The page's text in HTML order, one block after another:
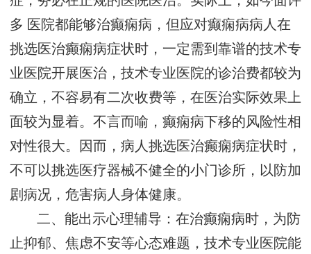
多 医院都能够治癫痫病，但应对癫痫病病人在
挑选医治癫痫病症状时，一定需到靠谱的技术专
业医院开展医治，技术专业医院的诊治费都较为
确立，不容易有二次收费等，在医治实际效果上
面较为显着。不言而喻，癫痫病下移的风险性相
对性很大。因而，病人挑选医治癫痫病症状时，
不可以挑选医疗器械不健全的小门诊所，以防加
剧病况，危害病人身体健康。
二、能出示心理辅导：在治癫痫病时，为防
止抑郁、焦虑不安等心态难题，技术专业医院能